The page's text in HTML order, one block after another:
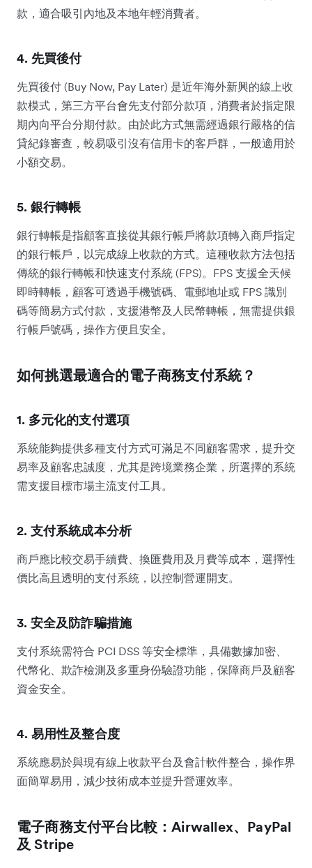
款，適合吸引內地及本地年輕消費者。
4. 先買後付
先買後付 (Buy Now, Pay Later) 是近年海外新興的線上收
款模式，第三方平台會先支付部分款項，消費者於指定限
期內向平台分期付款。由於此方式無需經過銀行嚴格的信
貸紀錄審查，較易吸引沒有信用卡的客戶群，一般適用於
小額交易。
5. 銀行轉帳
銀行轉帳是指顧客直接從其銀行帳戶將款項轉入商戶指定
的銀行帳戶，以完成線上收款的方式。這種收款方法包括
傳統的銀行轉帳和快速支付系統 (FPS)。FPS 支援全天候
即時轉帳，顧客可透過手機號碼、電郵地址或 FPS 識別
碼等簡易方式付款，支援港幣及人民幣轉帳，無需提供銀
行帳戶號碼，操作方便且安全。
如何挑選最適合的電子商務支付系統？
1. 多元化的支付選項
系統能夠提供多種支付方式可滿足不同顧客需求，提升交
易率及顧客忠誠度，尤其是跨境業務企業，所選擇的系統
需支援目標市場主流支付工具。
2. 支付系統成本分析
商戶應比較交易手續費、換匯費用及月費等成本，選擇性
價比高且透明的支付系統，以控制營運開支。
3. 安全及防詐騙措施
支付系統需符合 PCI DSS 等安全標準，具備數據加密、
代幣化、欺詐檢測及多重身份驗證功能，保障商戶及顧客
資金安全。
4. 易用性及整合度
系統應易於與現有線上收款平台及會計軟件整合，操作界
面簡單易用，減少技術成本並提升營運效率。
電子商務支付平台比較：Airwallex、PayPal
及 Stripe